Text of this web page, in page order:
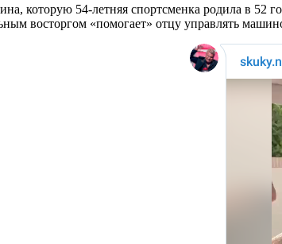
которую 54-летняя спортсменка родила в 52
восторгом «помогает» отцу управлять